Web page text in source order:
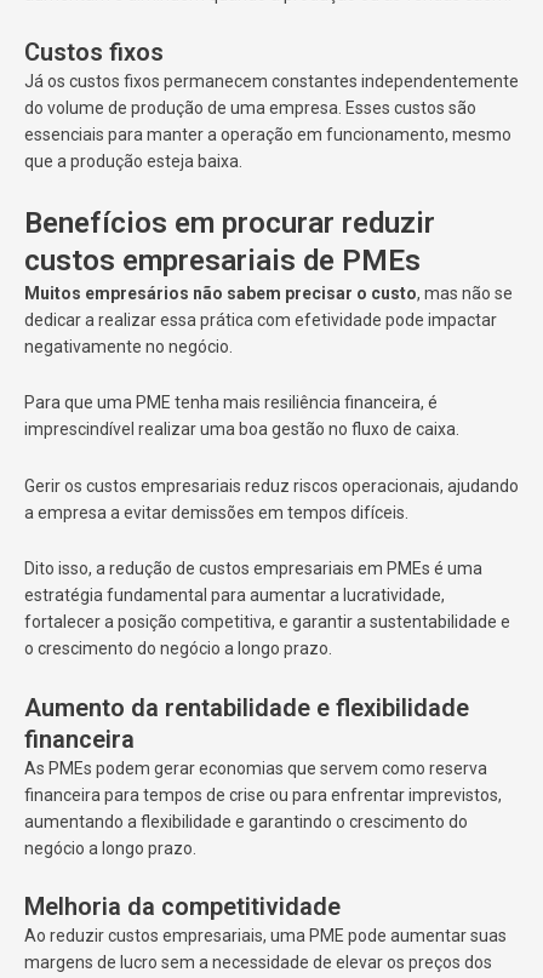
Custos fixos
Já os custos fixos permanecem constantes independentemente
do volume de produção de uma empresa. Esses custos são
essenciais para manter a operação em funcionamento, mesmo
que a produção esteja baixa.
Benefícios em procurar reduzir
custos empresariais de PMEs
Muitos empresários não sabem precisar o custo, mas não se
dedicar a realizar essa prática com efetividade pode impactar
negativamente no negócio.
Para que uma PME tenha mais resiliência financeira, é
imprescindível realizar uma boa gestão no fluxo de caixa.
Gerir os custos empresariais reduz riscos operacionais, ajudando
a empresa a evitar demissões em tempos difíceis.
Dito isso, a redução de custos empresariais em PMEs é uma
estratégia fundamental para aumentar a lucratividade,
fortalecer a posição competitiva, e garantir a sustentabilidade e
o crescimento do negócio a longo prazo.
Aumento da rentabilidade e flexibilidade
financeira
As PMEs podem gerar economias que servem como reserva
financeira para tempos de crise ou para enfrentar imprevistos,
aumentando a flexibilidade e garantindo o crescimento do
negócio a longo prazo.
Melhoria da competitividade
Ao reduzir custos empresariais, uma PME pode aumentar suas
margens de lucro sem a necessidade de elevar os preços dos